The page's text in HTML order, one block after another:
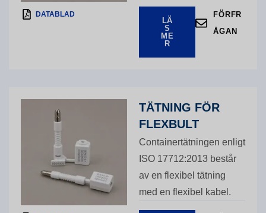
DATABLAD
LÄ
S
ME
R
FÖRFR
ÅGAN
TÄTNING FÖR
FLEXBULT
Containertätningen enligt
ISO 17712:2013 består
av en flexibel tätning
med en flexibel kabel.